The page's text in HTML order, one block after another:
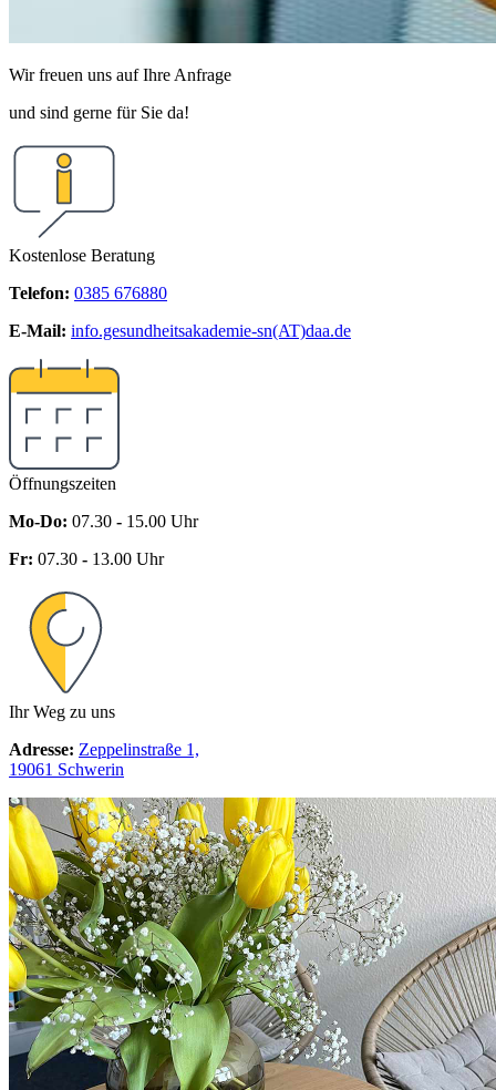
Wir freuen uns auf Ihre Anfrage
und sind gerne für Sie da!
Kostenlose Beratung
Telefon: 0385 676880
E-Mail: info.gesundheitsakademie-sn(AT)daa.de
Öffnungszeiten
Mo-Do: 07.30 - 15.00 Uhr
Fr: 07.30 - 13.00 Uhr
Ihr Weg zu uns
Adresse: Zeppelinstraße 1,
19061 Schwerin